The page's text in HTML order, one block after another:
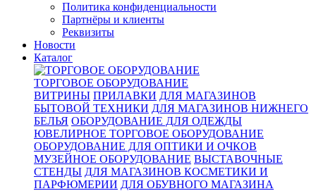
Политика конфиденциальности
Партнёры и клиенты
Реквизиты
Новости
Каталог
ТОРГОВОЕ ОБОРУДОВАНИЕ
ВИТРИНЫ ПРИЛАВКИ ДЛЯ МАГАЗИНОВ
БЫТОВОЙ ТЕХНИКИ ДЛЯ МАГАЗИНОВ НИЖНЕГО
БЕЛЬЯ ОБОРУДОВАНИЕ ДЛЯ ОДЕЖДЫ
ЮВЕЛИРНОЕ ТОРГОВОЕ ОБОРУДОВАНИЕ
ОБОРУДОВАНИЕ ДЛЯ ОПТИКИ И ОЧКОВ
МУЗЕЙНОЕ ОБОРУДОВАНИЕ ВЫСТАВОЧНЫЕ
СТЕНДЫ ДЛЯ МАГАЗИНОВ КОСМЕТИКИ И
ПАРФЮМЕРИИ ДЛЯ ОБУВНОГО МАГАЗИНА